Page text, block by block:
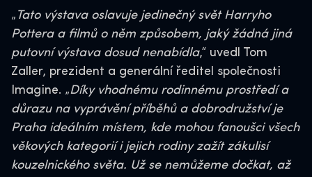
„ Tato výstava oslavuje jedinečný svět Harryho
Pottera a filmů o něm způsobem, jaký žádná jiná
putovní výstava dosud nenabídla,“ uvedl Tom
Zaller, prezident a generální ředitel společnosti
Imagine. „Díky vhodnému rodinnému prostředí a
důrazu na vyprávění příběhů a dobrodružství je
Praha ideálním místem, kde mohou fanoušci všech
věkových kategorií i jejich rodiny zažít zákulisí
kouzelnického světa. Už se nemůžeme dočkat, až